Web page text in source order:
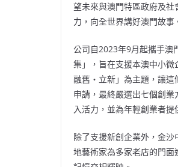
望未來與澳門特區政府及
力，向全世界講好澳門故事
公司自2023年9月起攜手澳
集」，旨在支援本澳中小
融舊‧立新」為主題，讓這
申請，最終嚴選出七個創
入活力，並為年輕創業者提
除了支援新創企業外，金
地藝術家為多家老店的門